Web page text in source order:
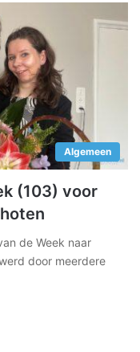
Algemeen
(103) voor
de Week naar
door meerdere